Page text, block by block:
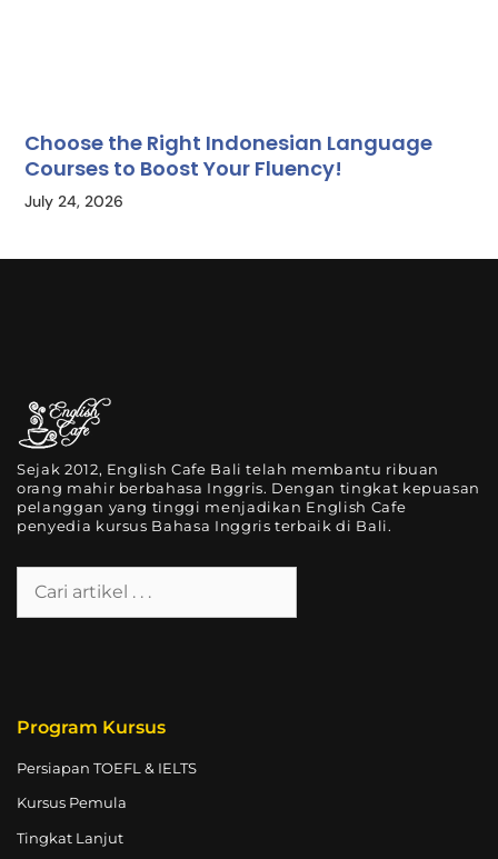
Choose the Right Indonesian Language
Courses to Boost Your Fluency!
July 24, 2026
Sejak 2012, English Cafe Bali telah membantu ribuan
orang mahir berbahasa Inggris. Dengan tingkat kepuasan
pelanggan yang tinggi menjadikan English Cafe
penyedia kursus Bahasa Inggris terbaik di Bali.
Program Kursus
Persiapan TOEFL & IELTS
Kursus Pemula
Tingkat Lanjut